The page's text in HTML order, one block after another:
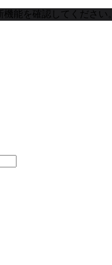
機能を確認してください。